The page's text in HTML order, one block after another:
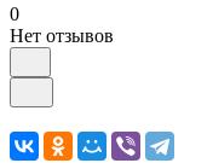
0
Нет отзывов